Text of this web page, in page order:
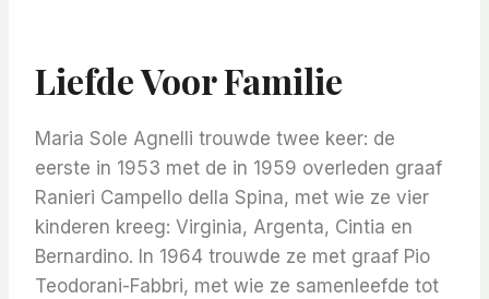
Liefde Voor Familie
Maria Sole Agnelli trouwde twee keer: de
eerste in 1953 met de in 1959 overleden graaf
Ranieri Campello della Spina, met wie ze vier
kinderen kreeg: Virginia, Argenta, Cintia en
Bernardino. In 1964 trouwde ze met graaf Pio
Teodorani-Fabbri, met wie ze samenleefde tot